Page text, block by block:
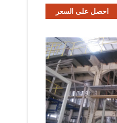
احصل على السعر